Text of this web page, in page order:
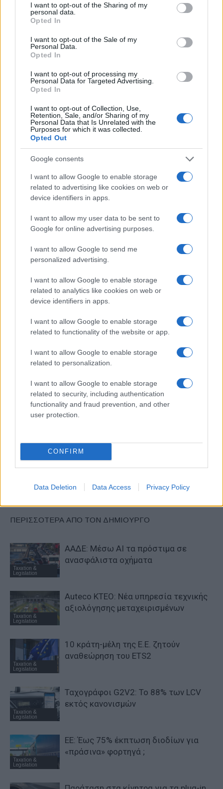
not limited to your visit or usage behaviour. You may click to
grant or deny consent to Google and its third-party tags to
use your data for below specified purposes in below Google
consent section.
I want to opt-out of the Sharing of my
personal data.
Opted In
I want to opt-out of the Sale of my
Personal Data.
Opted In
I want to opt-out of processing my
Personal Data for Targeted Advertising.
Opted In
I want to opt-out of Collection, Use,
Retention, Sale, and/or Sharing of my
Personal Data that Is Unrelated with the
Purposes for which it was collected.
Opted Out
Google consents
I want to allow Google to enable storage
related to advertising like cookies on web or
device identifiers in apps.
I want to allow my user data to be sent to
Google for online advertising purposes.
I want to allow Google to send me
personalized advertising.
I want to allow Google to enable storage
related to analytics like cookies on web or
device identifiers in apps.
I want to allow Google to enable storage
related to functionality of the website or app.
I want to allow Google to enable storage
related to personalization.
I want to allow Google to enable storage
related to security, including authentication
functionality and fraud prevention, and other
user protection.
CONFIRM
Data Deletion Data Access Privacy Policy
VW: Η δύσκολη εξίσωση
18η συνεχόμενη χρονιά για
τον ΟΤΕ στη διεθνή σειρά
δεικτών FTSE4Good
Alpha Bank: Για πρώτη φορά το Αρχαίο Θέατρο Επιδαύρου
άνοιξε τις πύλες του σε όλους
ESG Report 2025: Πώς η ΑΒ Βασιλόπουλος μετατρέπει τη
ΕΤΙΚΕΤΕΣ IFRS 16
Volkswagen Financial Services
Ηνωμένο Βασίλειο
GreenYourMove
στους στόλους να πουλήσουν
ΠΕΡΙΣΣΟΤΕΡΑ ΑΠΟ ΤΟΝ ΔΗΜΙΟΥΡΓΟ
Taxation &
Legislation
ΑΑΔΕ: Μέσω ΑΙ τα πρόστιμα σε
ανασφάλιστα οχήματα
Taxation &
Legislation
Auteco KTEO: Νέα υπηρεσία τεχνικής
αξιολόγησης μεταχειρισμένων
Taxation &
Legislation
10 κράτη-μέλη της Ε.Ε. ζητούν
αναθεώρηση του ETS2
Taxation &
Legislation
Ταχογράφοι G2V2: Το 88% των LCV
εκτός κανονισμών
Taxation &
Legislation
ΕΕ: Έως 75% έκπτωση διοδίων για
«πράσινα» φορτηγά ;